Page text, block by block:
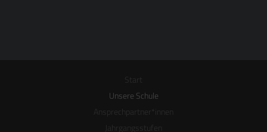
Start
Unsere Schule
Ansprechpartner*innen
Jahrgangsstufen